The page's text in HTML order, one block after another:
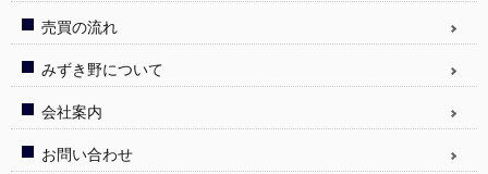
売買の流れ
みずき野について
会社案内
お問い合わせ